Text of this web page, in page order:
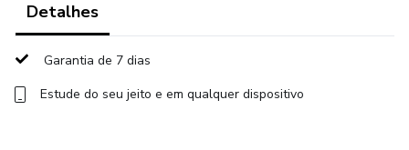
Detalhes
Garantia de 7 dias
Estude do seu jeito e em qualquer dispositivo